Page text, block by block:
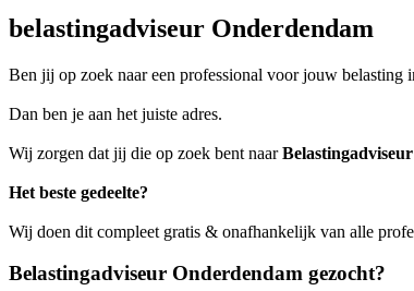
belastingadviseur Onderdendam
Ben jij op zoek naar een professional voor jouw belasting
Dan ben je aan het juiste adres.
Wij zorgen dat jij die op zoek bent naar
Het beste gedeelte?
Wij doen dit compleet gratis & onafhankelijk van alle
Belastingadviseur Onderdendam gezocht?